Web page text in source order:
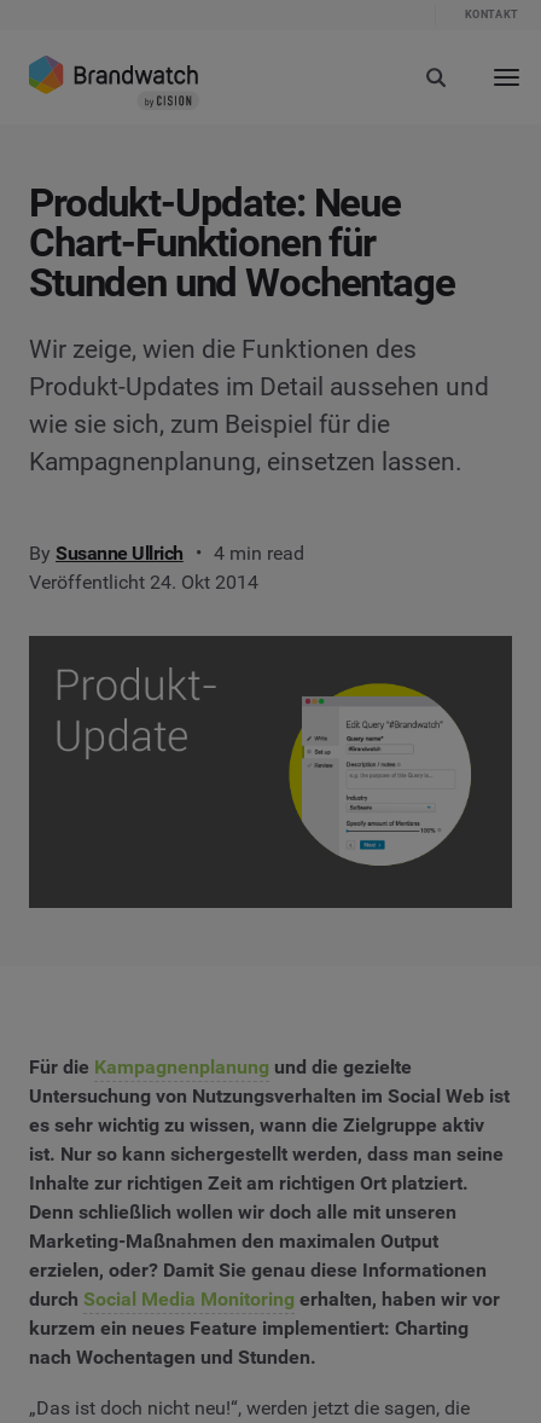
KONTAKT
Produkt-Update: Neue
Chart-Funktionen für
Stunden und Wochentage
Wir zeige, wien die Funktionen des
Produkt-Updates im Detail aussehen und
wie sie sich, zum Beispiel für die
Kampagnenplanung, einsetzen lassen.
By Susanne Ullrich
4 min read
Veröffentlicht 24. Okt 2014
Für die Kampagnenplanung und die gezielte
Untersuchung von Nutzungsverhalten im Social Web ist
es sehr wichtig zu wissen, wann die Zielgruppe aktiv
ist. Nur so kann sichergestellt werden, dass man seine
Inhalte zur richtigen Zeit am richtigen Ort platziert.
Denn schließlich wollen wir doch alle mit unseren
Marketing-Maßnahmen den maximalen Output
erzielen, oder? Damit Sie genau diese Informationen
durch Social Media Monitoring erhalten, haben wir vor
kurzem ein neues Feature implementiert: Charting
nach Wochentagen und Stunden.
„Das ist doch nicht neu!“, werden jetzt die sagen, die